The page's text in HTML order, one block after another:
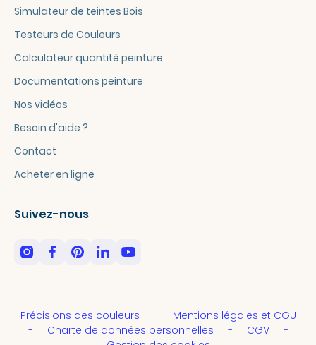
Simulateur de teintes Bois
Testeurs de Couleurs
Calculateur quantité peinture
Documentations peinture
Nos vidéos
Besoin d'aide ?
Contact
Acheter en ligne
Suivez-nous
Précisions des couleurs
Mentions légales et CGU
Charte de données personnelles
CGV